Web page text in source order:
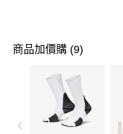
商品加價購 (9)